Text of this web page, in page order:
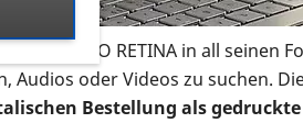
der PRO RETINA in all
Audios oder Videos zu suchen.
Bestellung als